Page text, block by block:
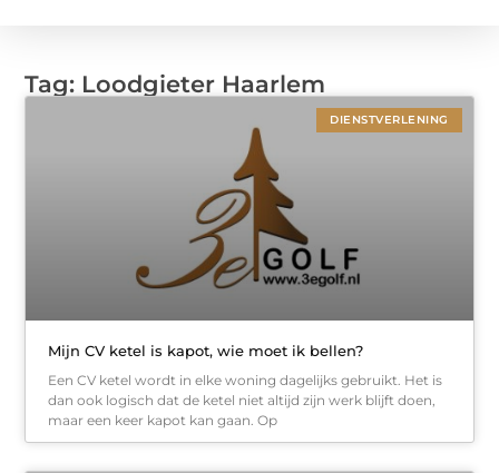
Tag: Loodgieter Haarlem
DIENSTVERLENING
Mijn CV ketel is kapot, wie moet ik bellen?
Een CV ketel wordt in elke woning dagelijks gebruikt. Het is
dan ook logisch dat de ketel niet altijd zijn werk blijft doen,
maar een keer kapot kan gaan. Op